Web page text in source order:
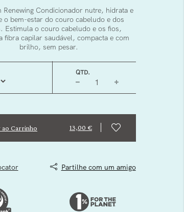
Renewing Condicionador nutre, hidrata e
o bem-estar do couro cabeludo e dos
Estimula o couro cabeludo e os fios,
fibra capilar saudável, compacta e com
brilho, sem pesar.
QTD.
ao Carrinho 13,00 €
Partilhe com um amigo